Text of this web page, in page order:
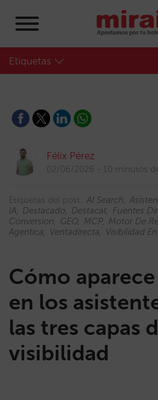
Etiquetas
Félix Pérez
02/06/2026 10 minutos
Etiquetas del post: AI Search
IA
Destacado Destacat Fuentes
Conversion
GEO MCP Motor De
Agentica
Ventadirecta Visibilidad
Cómo
en los
las tres capas
visibilidad